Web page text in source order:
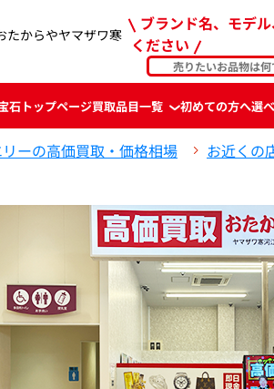
たからやヤマザワ寒
ブランド名、モデ
ください
石トップページ買取品目一覧 初めての方へ選
ーの高価買取・価格相場 お近くの